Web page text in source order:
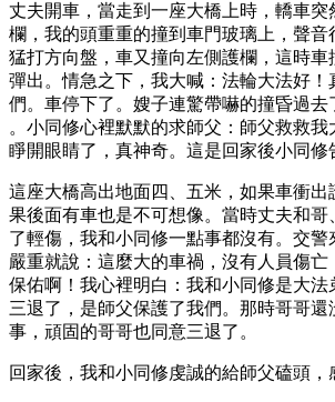
丈夫開車，當走到一座大橋上時，轎車突
欄，我的頭重重的撞到車門玻璃上，聲音
猛打方向盤，車又撞向左側護欄，這時車
彈出。情急之下，我大喊：法輪大法好！
們。車停下了。嫂子連驚帶嚇的撞昏過去
。小同修心裡默默的求師父：師父救救
睜開眼睛了，真神奇。這是回家後小同修
這座大橋高出地面四、五米，如果車衝出
果後面有車也是不可想像。當時丈夫和哥
了輕傷，我和小同修一點事都沒有。交警
嚴重就說：這麼大的車禍，沒有人員傷亡
保佑啊！我心裡明白：我和小同修是大法
三退了，是師父保護了我們。那時哥哥
事，頑固的哥哥也同意三退了。
回家後，我和小同修虔誠的給師父磕頭，